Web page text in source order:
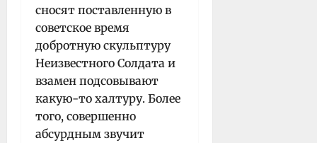
сносят поставленную в
советское время
добротную скульптуру
Неизвестного Солдата и
взамен подсовывают
какую-то халтуру. Более
того, совершенно
абсурдным звучит